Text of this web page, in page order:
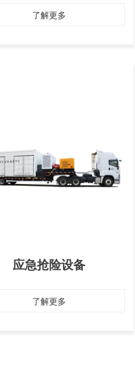
了解更多
应急抢险设备
了解更多